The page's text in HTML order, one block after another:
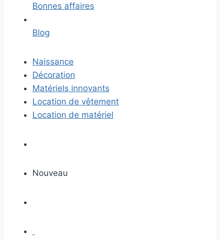
Bonnes affaires
Blog
Naissance
Décoration
Matériels innovants
Location de vêtement
Location de matériel
Nouveau